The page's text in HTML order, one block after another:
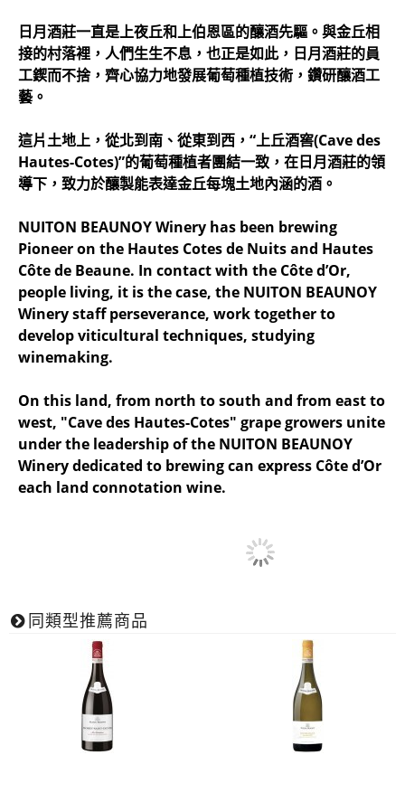
日月酒莊一直是上夜丘和上伯恩區的釀酒先驅。與金丘相
接的村落裡，人們生生不息，也正是如此，日月酒莊的員
工鍥而不捨，齊心協力地發展葡萄種植技術，鑽研釀酒工
藝。
這片土地上，從北到南、從東到西，“上丘酒窖(Cave des
Hautes-Cotes)”的葡萄種植者團結一致，在日月酒莊的領
導下，致力於釀製能表達金丘每塊土地內涵的酒。
NUITON BEAUNOY Winery has been brewing
Pioneer on the Hautes Cotes de Nuits and Hautes
Côte de Beaune. In contact with the Côte d’Or,
people living, it is the case, the NUITON BEAUNOY
Winery staff perseverance, work together to
develop viticultural techniques, studying
winemaking.
On this land, from north to south and from east to
west, "Cave des Hautes-Cotes" grape growers unite
under the leadership of the NUITON BEAUNOY
Winery dedicated to brewing can express Côte d’Or
each land connotation wine.
同類型推薦商品